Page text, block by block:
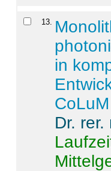
13
in
CoLuM
Dr.